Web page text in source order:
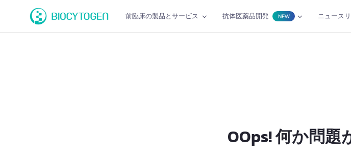
前臨床の製品とサービス 抗体医薬品開発 NEW ニュース
OOps! 何か問